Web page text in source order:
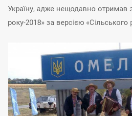
Україну, адже нещодавно отримав
року-2018» за версією «Сільського